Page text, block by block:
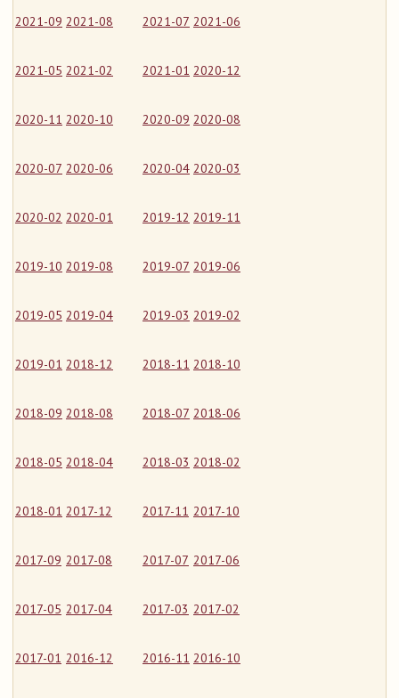
2021-09 2021-08 2021-07 2021-06
2021-05 2021-02 2021-01 2020-12
2020-11 2020-10 2020-09 2020-08
2020-07 2020-06 2020-04 2020-03
2020-02 2020-01 2019-12 2019-11
2019-10 2019-08 2019-07 2019-06
2019-05 2019-04 2019-03 2019-02
2019-01 2018-12 2018-11 2018-10
2018-09 2018-08 2018-07 2018-06
2018-05 2018-04 2018-03 2018-02
2018-01 2017-12 2017-11 2017-10
2017-09 2017-08 2017-07 2017-06
2017-05 2017-04 2017-03 2017-02
2017-01 2016-12 2016-11 2016-10